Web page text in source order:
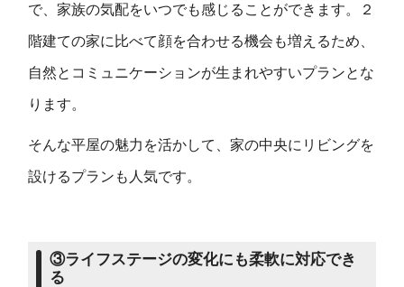
で、家族の気配をいつでも感じることができます。２
階建ての家に比べて顔を合わせる機会も増えるため、
自然とコミュニケーションが生まれやすいプランとな
ります。
そんな平屋の魅力を活かして、家の中央にリビングを
設けるプランも人気です。
③ライフステージの変化にも柔軟に対応でき
る